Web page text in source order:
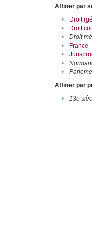
Affiner par
•
Droit
•
Droit
•
Droit
•
France
•
•
•
Affiner par
•
13e